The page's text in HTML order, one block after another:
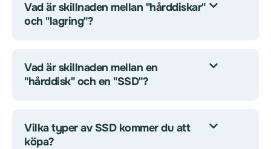
Vad är skillnaden mellan "hårddiskar"
och "lagring"?
Vad är skillnaden mellan en
"hårddisk" och en "SSD"?
Vilka typer av SSD kommer du att
köpa?